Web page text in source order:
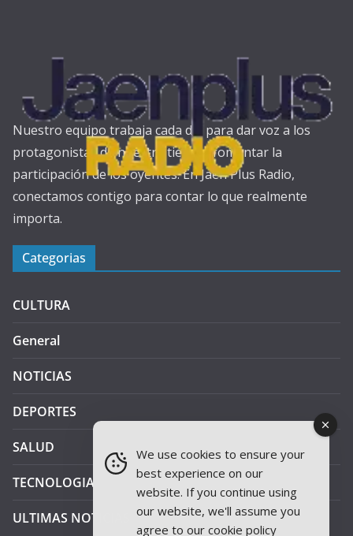
Nuestro equipo trabaja cada día para dar voz a los
protagonistas de nuestra tierra y fomentar la
participación de los oyentes. En Jaén Plus Radio,
conectamos contigo para contar lo que realmente
importa.
Categorias
CULTURA
General
NOTICIAS
DEPORTES
SALUD
TECNOLOGIA
ULTIMAS NOTICIAS
We use cookies to ensure your
best experience on our
website. If you continue using
our website, we'll assume you
agree to our cookie policy